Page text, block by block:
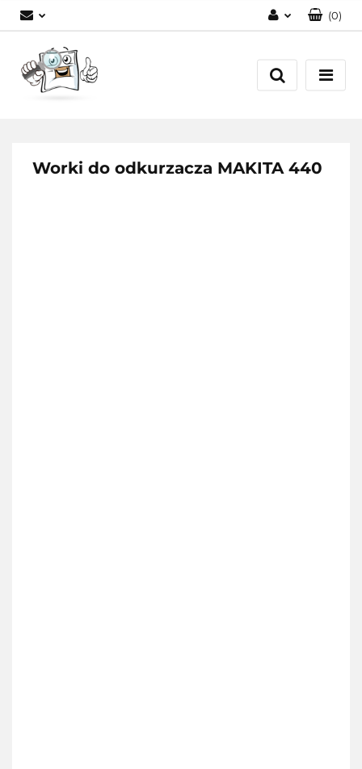
Zarejestruj się
(0)
Worki do odkurzacza MAKITA 440